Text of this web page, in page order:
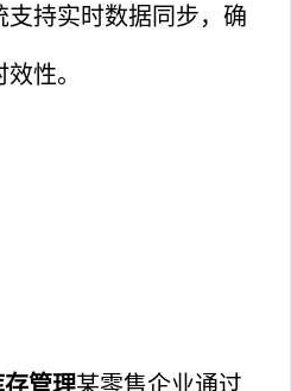
支持实时数据同步，确
性。
管理某零售企业通过